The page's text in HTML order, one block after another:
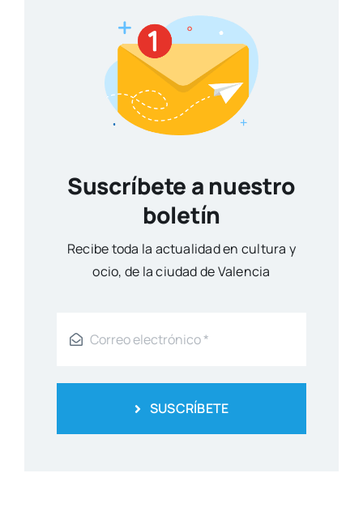
Suscríbete a nuestro
boletín
Reci­be toda la actua­li­dad en cul­tu­ra y
ocio, de la ciu­dad de Valen­cia
SUSCRÍBETE